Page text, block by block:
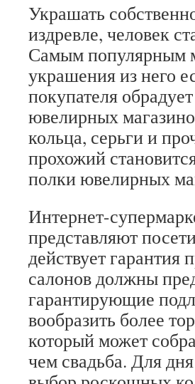
Украшать
издревле, человек
Самым популярным
украшения из него
покупателя
ювелирных
кольца, серьги и
прохожий
полки ювелирных
Интернет-
представляют
действует
салонов должны
гарантирующие
вообразить более
который может
чем свадьба. Для